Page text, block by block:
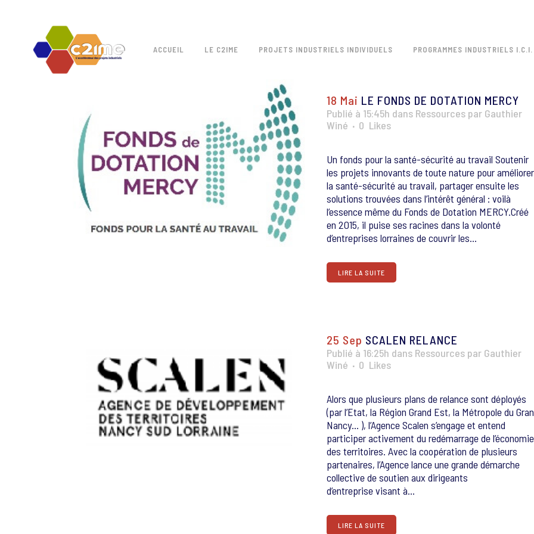
ACCUEIL LE C2IME PROJETS INDUSTRIELS INDIVIDUELS PROGRAMMES INDUSTRIELS
18 Mai LE FONDS DE DOTATION MERCY
Publié à 15:45h dans Ressources par Gauthier
Winé
0 Likes
Un fonds pour la santé-sécurité au travail Soutenir
les projets innovants de toute nature pour améliorer
la santé-sécurité au travail, partager ensuite les
solutions trouvées dans l’intérêt général : voilà
l’essence même du Fonds de Dotation MERCY.Créé
en 2015, il puise ses racines dans la volonté
d’entreprises lorraines de couvrir les...
LIRE LA SUITE
25 Sep SCALEN RELANCE
Publié à 16:25h dans Ressources par Gauthier
Winé
0 Likes
Alors que plusieurs plans de relance sont déployés
(par l’Etat, la Région Grand Est, la Métropole du
Nancy… ), l’Agence Scalen s’engage et entend
participer activement du redémarrage de l’économie
des territoires. Avec la coopération de plusieurs
partenaires, l’Agence lance une grande démarche
collective de soutien aux dirigeants
d’entreprise visant à...
LIRE LA SUITE